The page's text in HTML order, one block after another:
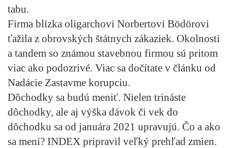
tabu.
Firma blízka oligarchovi Norbertovi Bödörovi
ťažila z obrovských štátnych zákaziek. Okolnosti
a tandem so známou stavebnou firmou sú pritom
viac ako podozrivé. Viac sa dočítate v článku od
Nadácie Zastavme korupciu.
Dôchodky sa budú meniť. Nielen trináste
dôchodky, ale aj výška dávok či vek do
dôchodku sa od januára 2021 upravujú. Čo a ako
sa mení? INDEX pripravil veľký prehľad zmien.